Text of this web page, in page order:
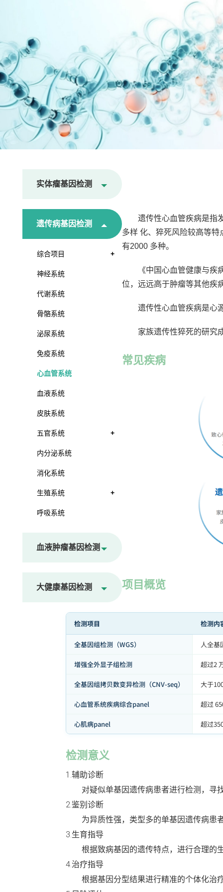
实体瘤基因检测
遗传病基因检测
综合项目 +
神经系统
代谢系统
骨骼系统
泌尿系统
免疫系统
心血管系统
血液系统
皮肤系统
五官系统 +
内分泌系统
消化系统
生殖系统 +
呼吸系统
血液肿瘤基因检测
大健康基因检测
遗传性心血管疾病是指
多样 化、猝死风险较高等
有2000 多种。
《中国心血管健康与
位，远远高于肿瘤等其他疾
遗传性心血管疾病是心
家族遗传性猝死的研究
常见疾病
项目概览
检测项目 检测内
全基因组检测（WGS） 人全基
增强全外显子组检测 超过2
全基因组拷贝数变异检测（CNV-seq） 大于
心血管系统疾病综合panel 超过
心肌病panel 超过
检测意义
1.辅助诊断
对疑似单基因遗传病患者进行检测，寻
2.鉴别诊断
为异质性强，类型多的单基因遗传病患
3.生育指导
根据致病基因的遗传特点，进行合理的
4.治疗指导
根据基因分型结果进行精准的个体化治